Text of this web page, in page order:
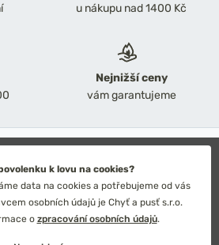
u nákupu nad 1400 Kč
Nejnižší ceny
vám garantujeme
podmínky
osobních údajů
řešení: Simplia s.r.o.
design: Petr Široký
k lovu na cookies?
data na cookies a potřebujeme od vás
osobních údajů je Chyť a pusť s.r.o.
o zpracování osobních údajů.